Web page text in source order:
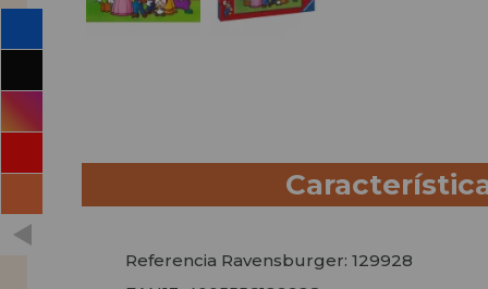
Referencia Ravensburger: 129928